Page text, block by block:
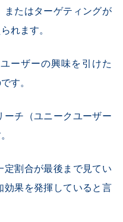
たはターゲティングが
れます。
ーザーの興味を引けた
す。
ーチ（ユニークユーザー
割合が最後まで見てい
効果を発揮していると言